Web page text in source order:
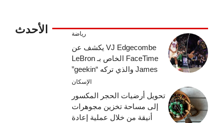
الأحدث رياضة
VJ Edgecombe يكشف عن
FaceTime الخاص بـ LeBron
James والذي تركه “geekin”
الإسكان
تحويل أرضيات الحجر المكسور
إلى مساحة تخزين مجوهرات
أنيقة من خلال عملية إعادة